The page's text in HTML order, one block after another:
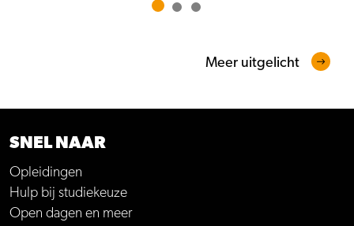
Meer uitgelicht
SNEL NAAR
Opleidingen
Hulp bij studiekeuze
Open dagen en meer